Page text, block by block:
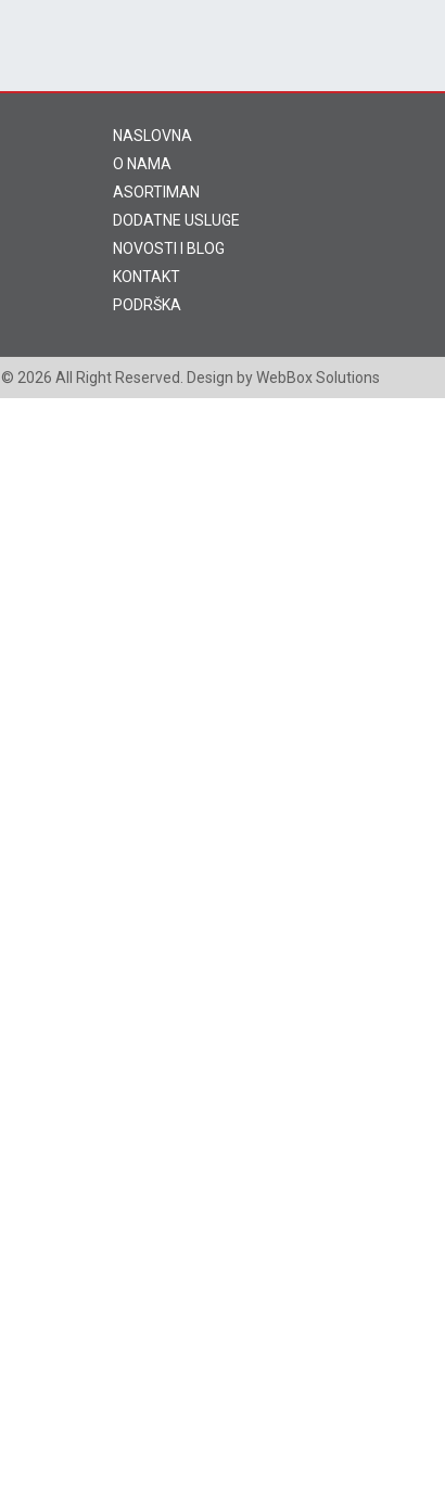
NASLOVNA
O NAMA
ASORTIMAN
DODATNE USLUGE
NOVOSTI I BLOG
KONTAKT
PODRŠKA
© 2026 All Right Reserved. Design byWebBox Solutions